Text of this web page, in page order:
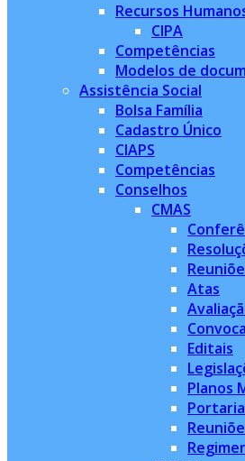
Recursos
CIPA
Competências
Modelos de
Assistência Social
Bolsa Família
Cadastro Único
CIAPS
Competências
Conselhos
CMAS
Atas
Editais
Planos